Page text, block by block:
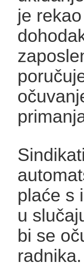
je
plaće s
u
bi se
radnika.